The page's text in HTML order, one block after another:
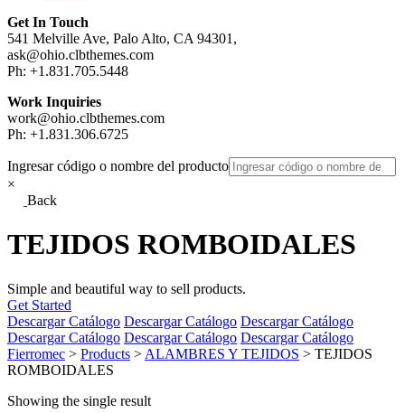
Get In Touch
541 Melville Ave, Palo Alto, CA 94301,
ask@ohio.clbthemes.com
Ph: +1.831.705.5448
Work Inquiries
work@ohio.clbthemes.com
Ph: +1.831.306.6725
Ingresar código o nombre del producto
×
Back
TEJIDOS ROMBOIDALES
Simple and beautiful way to sell products.
Get Started
Descargar Catálogo Descargar Catálogo Descargar Catálogo
Descargar Catálogo Descargar Catálogo Descargar Catálogo
Fierromec > Products > ALAMBRES Y TEJIDOS > TEJIDOS
ROMBOIDALES
Showing the single result